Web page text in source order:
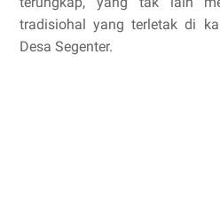
tradisiohal yang terletak di
Desa Segenter.